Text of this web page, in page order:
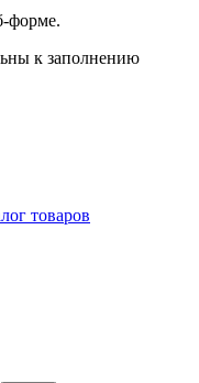
форме.
к заполнению